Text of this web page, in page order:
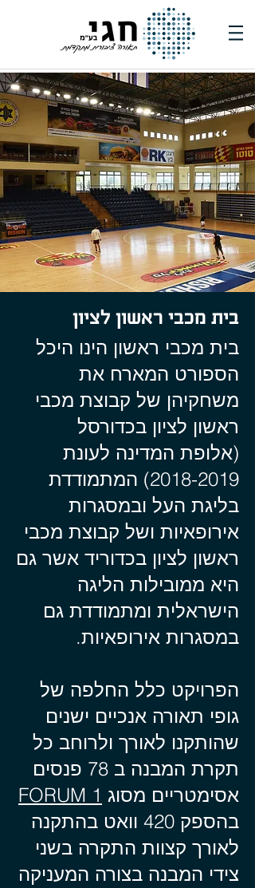
בית מכבי ראשון לציון
בית מכבי ראשון הינו היכל
הספורט המארח את
משחקיהן של קבוצת מכבי
ראשון לציון בכדורסל
(אלופת המדינה לעונת
2018-2019) המתמודדת
בליגת העל ובמסגרות
אירופאיות ושל קבוצת מכבי
ראשון לציון בכדוריד אשר גם
היא ממובילות הליגה
הישראלית ומתמודדת גם
במסגרות אירופאיות.
הפרויקט כלל החלפה של
גופי תאורה אנכיים ישנים
שהותקנו לאורך ולרוחב כל
תקרת המבנה ב 78 פנסים
אסימטריים מסוג FORUM 1
בהספק 420 וואט בהתקנה
לאורך קצוות התקרה בשני
צידי המבנה בצורה המעניקה